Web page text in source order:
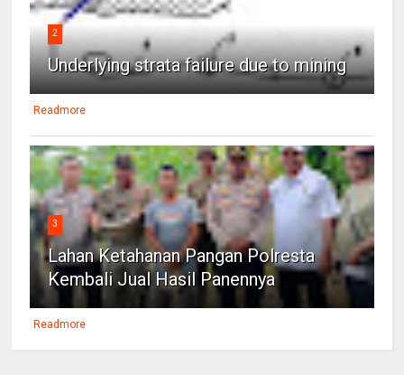
2
Underlying strata failure due to mining
Readmore
3
Lahan Ketahanan Pangan Polresta
Kembali Jual Hasil Panennya
Readmore